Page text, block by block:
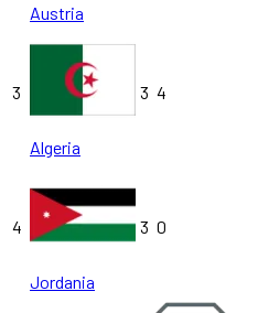
Austria
3
Algeria
3 4
4
Jordania
3 0